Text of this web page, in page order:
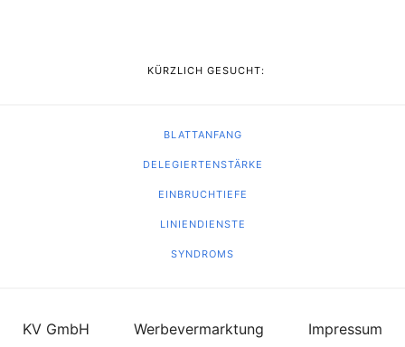
KÜRZLICH GESUCHT:
BLATTANFANG
DELEGIERTENSTÄRKE
EINBRUCHTIEFE
LINIENDIENSTE
SYNDROMS
KV GmbH Werbevermarktung Impressum